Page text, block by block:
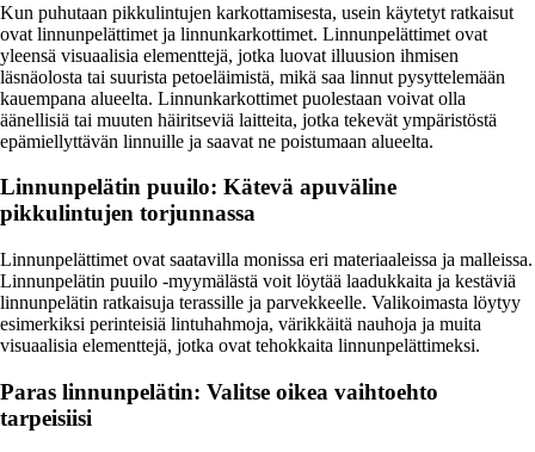
Kun puhutaan pikkulintujen karkottamisesta, usein käytetyt ratkaisut
ovat linnunpelättimet ja linnunkarkottimet. Linnunpelättimet ovat
yleensä visuaalisia elementtejä, jotka luovat illuusion ihmisen
läsnäolosta tai suurista petoeläimistä, mikä saa linnut pysyttelemään
kauempana alueelta. Linnunkarkottimet puolestaan voivat olla
äänellisiä tai muuten häiritseviä laitteita, jotka tekevät ympäristöstä
epämiellyttävän linnuille ja saavat ne poistumaan alueelta.
Linnunpelätin puuilo: Kätevä apuväline
pikkulintujen torjunnassa
Linnunpelättimet ovat saatavilla monissa eri materiaaleissa ja malleissa.
Linnunpelätin puuilo -myymälästä voit löytää laadukkaita ja kestäviä
linnunpelätin ratkaisuja terassille ja parvekkeelle. Valikoimasta löytyy
esimerkiksi perinteisiä lintuhahmoja, värikkäitä nauhoja ja muita
visuaalisia elementtejä, jotka ovat tehokkaita linnunpelättimeksi.
Paras linnunpelätin: Valitse oikea vaihtoehto
tarpeisiisi